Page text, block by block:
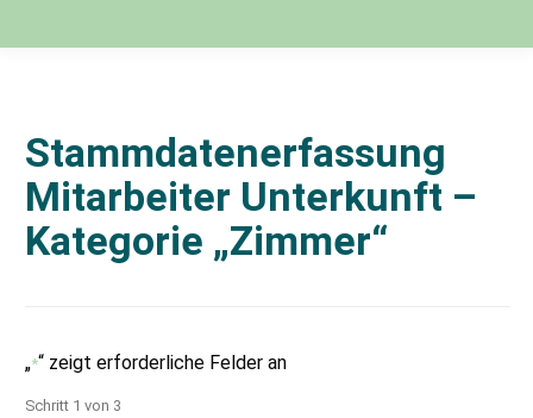
Stammdatenerfassung
Mitarbeiter Unterkunft –
Kategorie „Zimmer“
„*“ zeigt erforderliche Felder an
Schritt 1 von 3